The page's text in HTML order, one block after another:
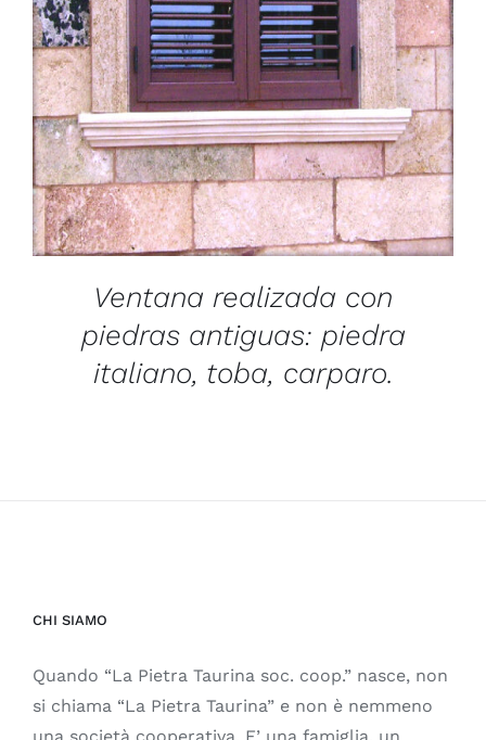
Ventana realizada con
piedras antiguas: piedra
italiano, toba, carparo.
CHI SIAMO
Quando “La Pietra Taurina soc. coop.” nasce, non
si chiama “La Pietra Taurina” e non è nemmeno